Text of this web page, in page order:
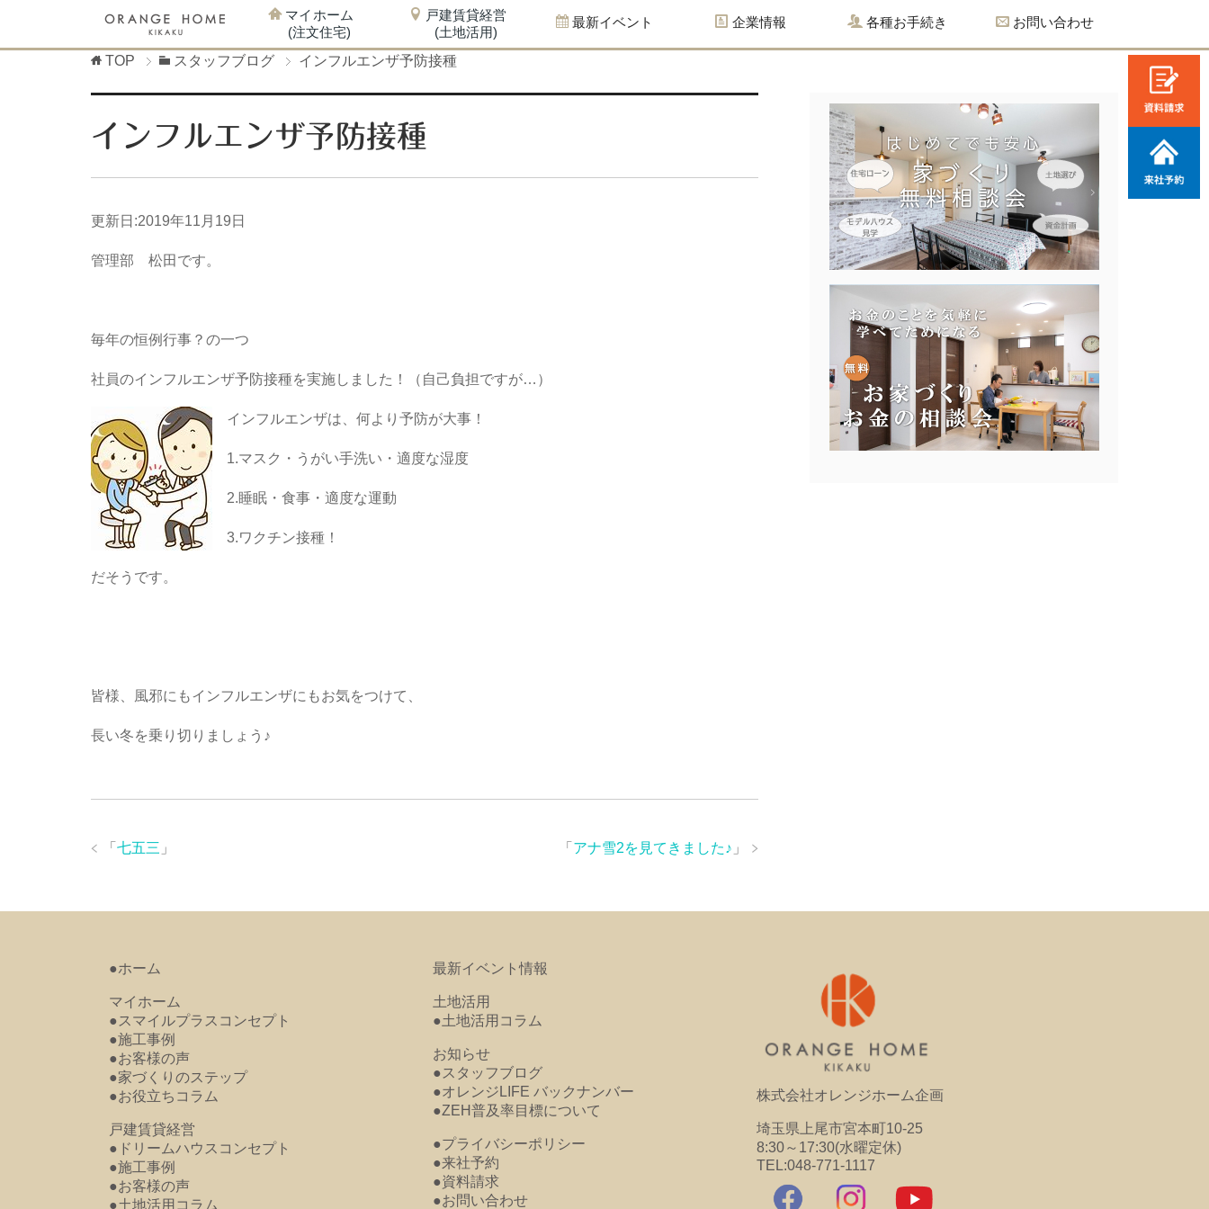
マイホーム
(注文住宅)
戸建賃貸経営
(土地活用)
最新イベント 企業情報 各種お手続き お問い合わせ
TOP スタッフブログ インフルエンザ予防接種
インフルエンザ予防接種
更新日:2019年11月19日
管理部 松田です。
毎年の恒例行事？の一つ
社員のインフルエンザ予防接種を実施しました！（自己負担ですが…）
インフルエンザは、何より予防が大事！
1.マスク・うがい手洗い・適度な湿度
2.睡眠・食事・適度な運動
3.ワクチン接種！
だそうです。
皆様、風邪にもインフルエンザにもお気をつけて、
長い冬を乗り切りましょう♪
「 アナ雪2を見てきました♪ 」
「 七五三 」
●ホーム
マイホーム
●スマイルプラスコンセプト
●施工事例
●お客様の声
●家づくりのステップ
●お役立ちコラム
戸建賃貸経営
●ドリームハウスコンセプト
●施工事例
●お客様の声
●土地活用コラム
最新イベント情報
土地活用
●土地活用コラム
お知らせ
●スタッフブログ
●オレンジLIFE バックナンバー
●ZEH普及率目標について
●プライバシーポリシー
●来社予約
●資料請求
●お問い合わせ
株式会社オレンジホーム企画
埼玉県上尾市宮本町10-25
8:30～17:30(水曜定休)
TEL:048-771-1117